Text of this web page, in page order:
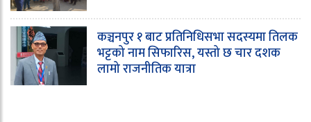
कञ्चनपुर १ बाट प्रतिनिधिसभा सदस्यमा तिलक
भट्टको नाम सिफारिस, यस्तो छ चार दशक
लामो राजनीतिक यात्रा